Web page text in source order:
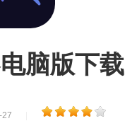
脑版下载
27